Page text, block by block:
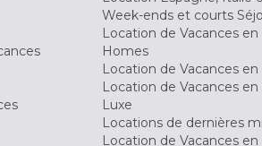
Week-ends et courts
Location de Vacances
Homes
Location de Vacances en
Location de Vacances en
Luxe
Locations de dernières
Location de Vacances